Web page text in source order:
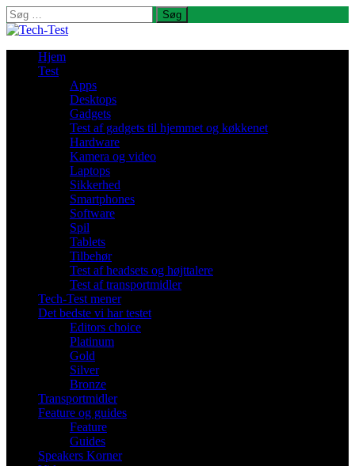
Søg
efter:
Hjem
Test
Apps
Desktops
Gadgets
Test af gadgets til hjemmet og køkkenet
Hardware
Kamera og video
Laptops
Sikkerhed
Smartphones
Software
Spil
Tablets
Tilbehør
Test af headsets og højttalere
Test af transportmidler
Tech-Test mener
Det bedste vi har testet
Editors choice
Platinum
Gold
Silver
Bronze
Transportmidler
Feature og guides
Feature
Guides
Speakers Korner